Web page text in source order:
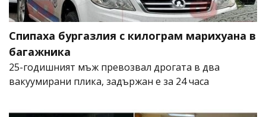
Спипаха бургазлия с килограм марихуана в
багажника
25-годишният мъж превозвал дрогата в два
вакуумирани плика, задържан е за 24 часа